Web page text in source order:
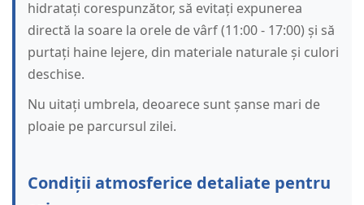
hidratați corespunzător, să evitați expunerea
directă la soare la orele de vârf (11:00 - 17:00) și să
purtați haine lejere, din materiale naturale și culori
deschise.
Nu uitați umbrela, deoarece sunt șanse mari de
ploaie pe parcursul zilei.
Condiții atmosferice detaliate pentru